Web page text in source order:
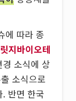
에 따라 종
지바이오테
소식에 상
소식으로
반면 한국